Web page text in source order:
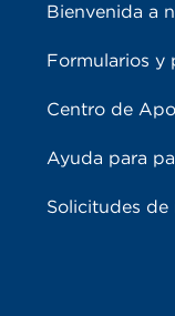
Bienvenida a
Formularios y
Centro de
Ayuda para
Solicitudes